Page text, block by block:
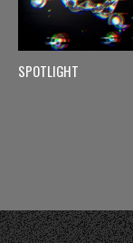
SPOTLIGHT